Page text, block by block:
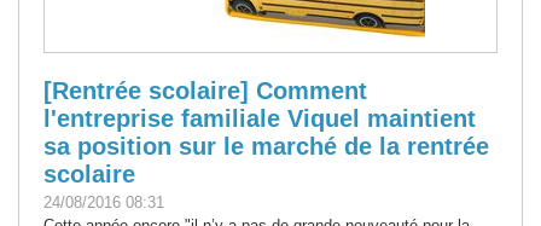
[Rentrée scolaire] Comment
l'entreprise familiale Viquel maintient
sa position sur le marché de la rentrée
scolaire
24/08/2016 08:31